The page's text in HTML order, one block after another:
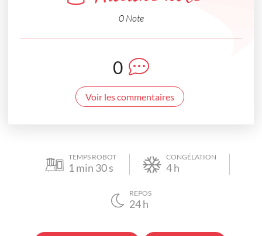
0 Note
0
Voir les commentaires
TEMPS ROBOT
1 min 30s
CONGÉLATION
4h
REPOS
24h